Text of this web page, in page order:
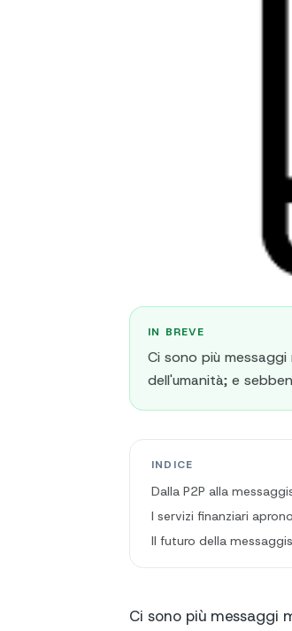
IN BREVE
Ci sono più
dell'umanità; e
INDICE
Dalla P2P alla
I servizi finanziari
Il futuro della
Ci sono più messaggi